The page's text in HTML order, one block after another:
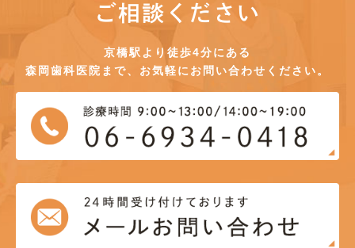
ご相談ください
京橋駅より徒歩4分にある
森岡歯科医院まで、お気軽にお問い合わせください。